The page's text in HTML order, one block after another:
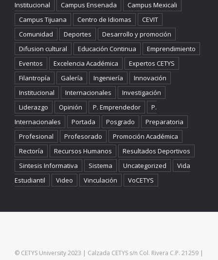
Institucional
Campus Ensenada
Campus Mexicali
Campus Tijuana
Centro de Idiomas
CEVIT
Comunidad
Deportes
Desarrollo y promoción
Difusion cultural
Educación Continua
Emprendimiento
Eventos
Excelencia Académica
Expertos CETYS
Filantropía
Galería Ingeniería
Innovación
Institucional
Internacionales
Investigación
Liderazgo
Opinión P. Emprendedor
P.
Internacionales
Portada Posgrado
Preparatoria
Profesional
Profesorado
Promoción Académica
Rectoría
Recursos Humanos
Resultados Deportivos
Sintesis Informativa
Sistema Uncategorized
Vida
Estudiantil
Video Vinculación VoCETYS
© CETYS University 2023 | Calzada CETYS s/n Col. Rivera C.P. 21259 |